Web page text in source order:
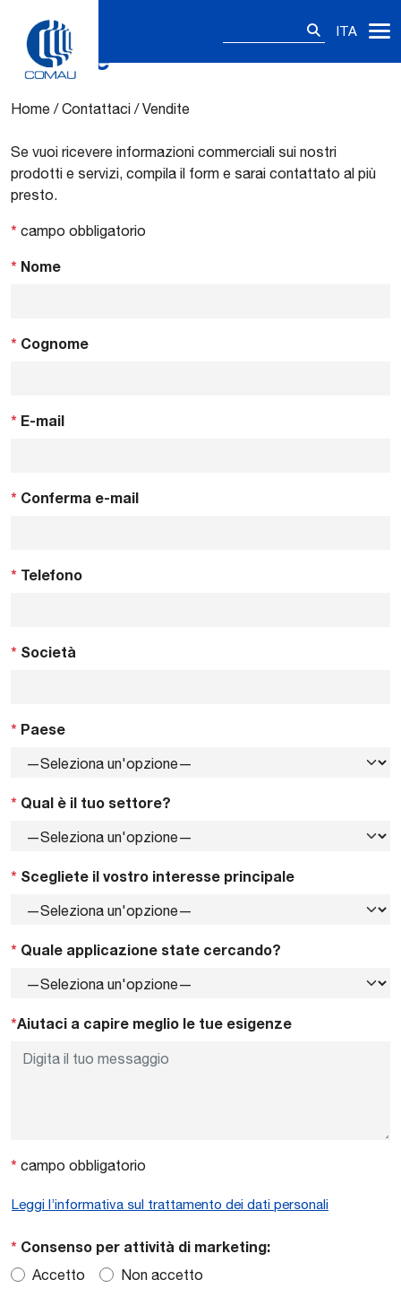
ITA
Vendite
Home /Contattaci /Vendite
Se vuoi ricevere informazioni commerciali sui nostri
prodotti e servizi, compila il form e sarai contattato al più
presto.
* campo obbligatorio
* Nome
* Cognome
* E-mail
* Conferma e-mail
* Telefono
* Società
* Paese
* Qual è il tuo settore?
* Scegliete il vostro interesse principale
* Quale applicazione state cercando?
*Aiutaci a capire meglio le tue esigenze
* campo obbligatorio
Leggi l’informativa sul trattamento dei dati personali
* Consenso per attività di marketing:
Accetto Non accetto